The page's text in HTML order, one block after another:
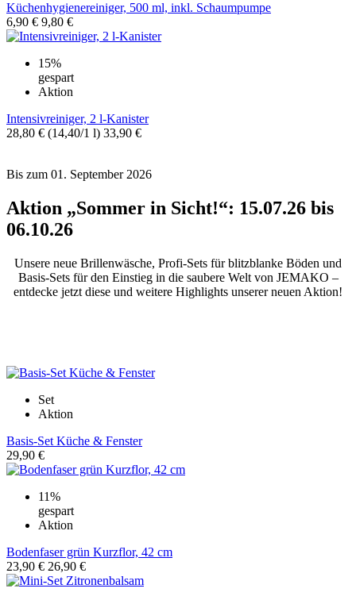
Küchenhygienereiniger, 500 ml, inkl. Schaumpumpe
6,90 € 9,80 €
15%
gespart
Aktion
Intensivreiniger, 2 l-Kanister
28,80 € (14,40/1 l) 33,90 €
Bis zum 01. September 2026
Aktion „Sommer in Sicht!“: 15.07.26 bis
06.10.26
Unsere neue Brillenwäsche, Profi-Sets für blitzblanke Böden und
Basis-Sets für den Einstieg in die saubere Welt von JEMAKO –
entdecke jetzt diese und weitere Highlights unserer neuen Aktion!
Set
Aktion
Basis-Set Küche & Fenster
29,90 €
11%
gespart
Aktion
Bodenfaser grün Kurzflor, 42 cm
23,90 € 26,90 €